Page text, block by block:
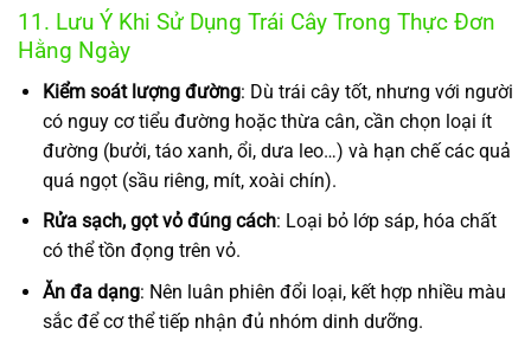
11. Lưu Ý Khi Sử Dụng Trái Cây Trong Thực Đơn
Hằng Ngày
Kiểm soát lượng đường: Dù trái cây tốt, nhưng với người
có nguy cơ tiểu đường hoặc thừa cân, cần chọn loại ít
đường (bưởi, táo xanh, ổi, dưa leo…) và hạn chế các quả
quá ngọt (sầu riêng, mít, xoài chín).
Rửa sạch, gọt vỏ đúng cách: Loại bỏ lớp sáp, hóa chất
có thể tồn đọng trên vỏ.
Ăn đa dạng: Nên luân phiên đổi loại, kết hợp nhiều màu
sắc để cơ thể tiếp nhận đủ nhóm dinh dưỡng.